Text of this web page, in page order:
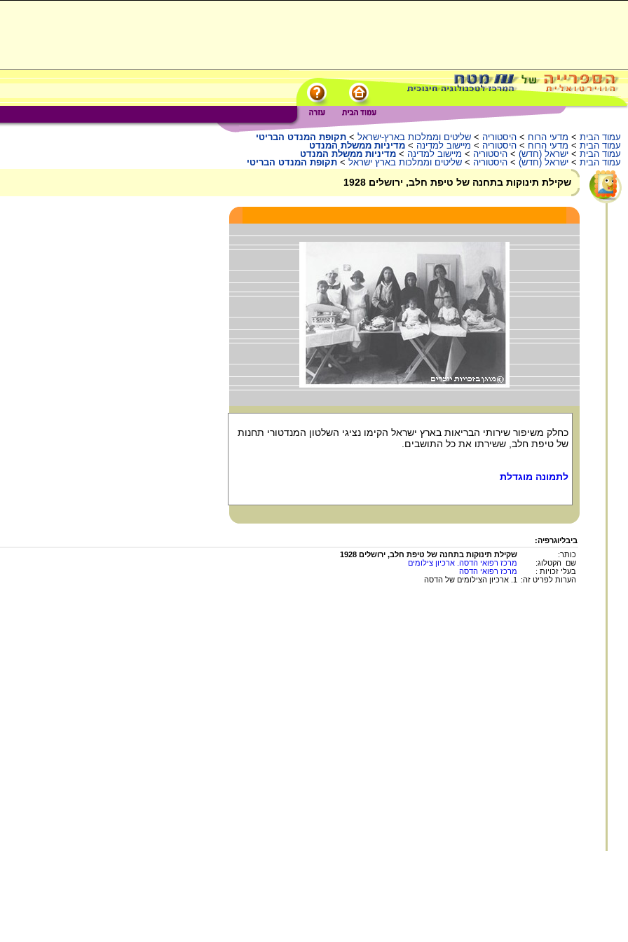
עמוד הבית > מדעי הרוח > היסטוריה > שליטים וממלכות בארץ-ישראל > תקופת המנדט הבריטי
עמוד הבית > מדעי הרוח > היסטוריה > מיישוב למדינה > מדיניות ממשלת המנדט
עמוד הבית > ישראל (חדש) > היסטוריה > מיישוב למדינה > מדיניות ממשלת המנדט
עמוד הבית > ישראל (חדש) > היסטוריה > שליטים וממלכות בארץ ישראל > תקופת המנדט הבריטי
שקילת תינוקות בתחנה של טיפת חלב, ירושלים 1928
כחלק משיפור שירותי הבריאות בארץ ישראל הקימו נציגי השלטון המנדטורי תחנות
של טיפת חלב, ששירתו את כל התושבים.
לתמונה מוגדלת
ביבליוגרפיה:
כותר:
שקילת תינוקות בתחנה של טיפת חלב, ירושלים 1928
שם הקטלוג:
מרכז רפואי הדסה. ארכיון צילומים
בעלי זכויות :
מרכז רפואי הדסה
הערות לפריט זה:
1. ארכיון הצילומים של הדסה